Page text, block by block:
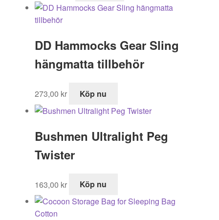
DD Hammocks Gear Sling
hängmatta tillbehör
273,00 kr Köp nu
Bushmen Ultralight Peg
Twister
163,00 kr Köp nu